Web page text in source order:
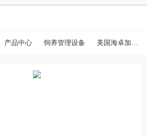
产品中心 饲养管理设备 美国海卓加药器